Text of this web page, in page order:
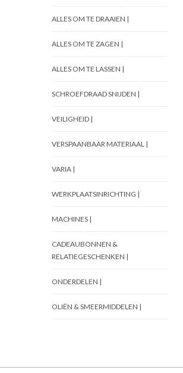
ALLES OM TE DRAAIEN |
ALLES OM TE ZAGEN |
ALLES OM TE LASSEN |
SCHROEFDRAAD SNIJDEN |
VEILIGHEID |
VERSPAANBAAR MATERIAAL |
VARIA |
WERKPLAATSINRICHTING |
MACHINES |
CADEAUBONNEN &
RELATIEGESCHENKEN |
ONDERDELEN |
OLIËN & SMEERMIDDELEN |